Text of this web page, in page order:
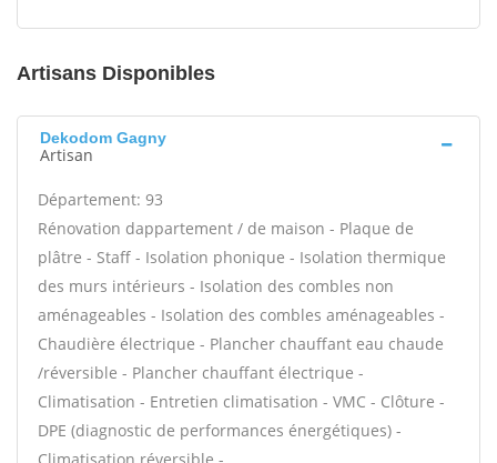
Artisans Disponibles
Dekodom Gagny
Artisan
Département: 93
Rénovation dappartement / de maison - Plaque de
plâtre - Staff - Isolation phonique - Isolation thermique
des murs intérieurs - Isolation des combles non
aménageables - Isolation des combles aménageables -
Chaudière électrique - Plancher chauffant eau chaude
/réversible - Plancher chauffant électrique -
Climatisation - Entretien climatisation - VMC - Clôture -
DPE (diagnostic de performances énergétiques) -